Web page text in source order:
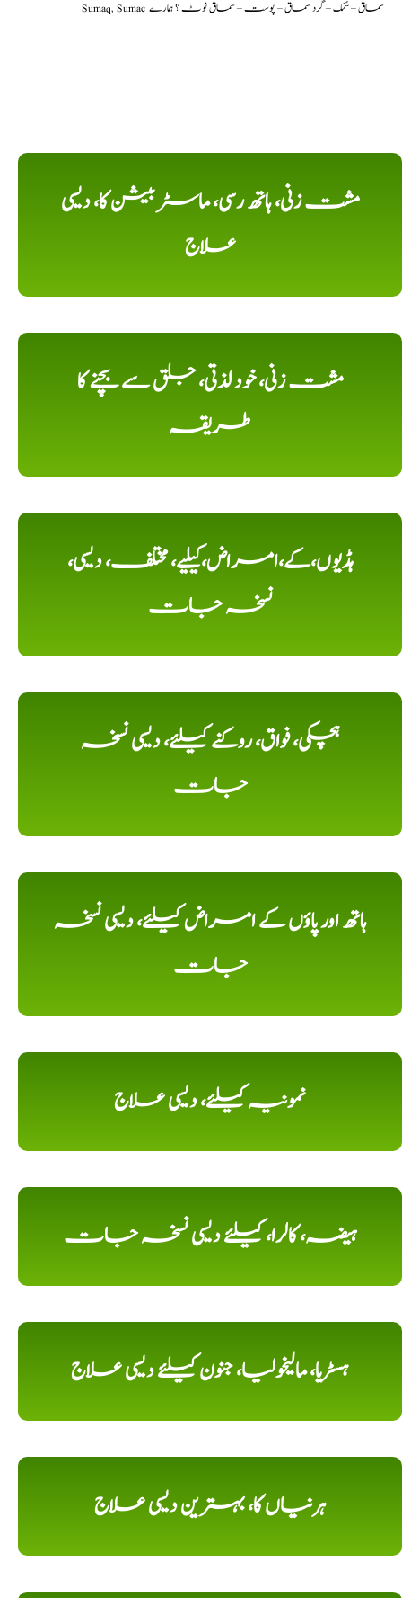
Sumaq, Sumac سماق – سُمک – گرد سماق – پوست – سماق نوٹ ؟ ہمارے
مشت زنی، ہاتھ رسی، ماسٹر بیشن کا، دیسی
علاج
مشت زنی، خود لذتی، جلق سے بچنے کا
طریقہ
ہڈیوں،کے،امراض،کیلیے، مختلف، دیسی،
نسخہ جات
ہچکی، فواق، روکنے کیلئے، دیسی نسخہ
جات
ہاتھ اور پاؤں کے امراض کیلئے، دیسی نسخہ
جات
نمونیہ کیلئے، دیسی علاج
ہیضہ، کالرا، کیلئے دیسی نسخہ جات
ہسٹریا، مالیخولیا، جنون کیلئے دیسی علاج
ہرنیاں کا، بہترین دیسی علاج